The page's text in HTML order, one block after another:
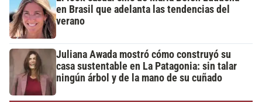
en Brasil que adelanta las tendencias del
verano
Juliana Awada mostró cómo construyó su
casa sustentable en La Patagonia: sin talar
ningún árbol y de la mano de su cuñado